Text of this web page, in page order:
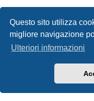
Questo sito utilizza
migliore navigazione
Ulteriori informazioni